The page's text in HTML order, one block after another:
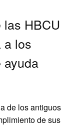
HBCU
a los
ayuda
de los antiguos
de sus